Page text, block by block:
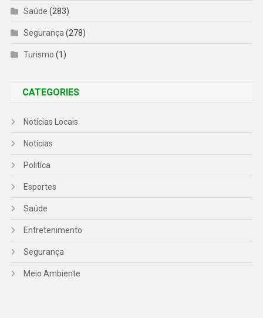
Saúde (283)
Segurança (278)
Turismo (1)
CATEGORIES
Notícias Locais
Notícias
Politíca
Esportes
Saúde
Entretenimento
Segurança
Meio Ambiente